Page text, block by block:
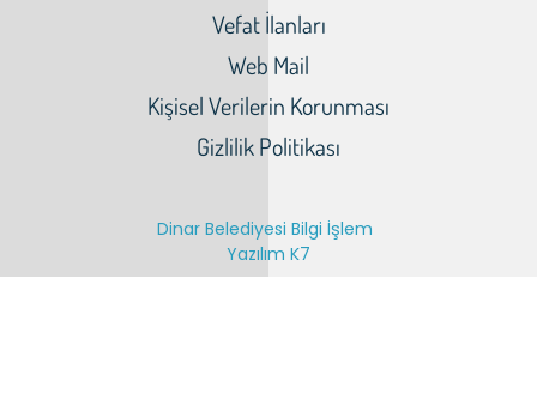
Vefat İlanları
Web Mail
Kişisel Verilerin Korunması
Gizlilik Politikası
Dinar Belediyesi Bilgi İşlem
Yazılım K7